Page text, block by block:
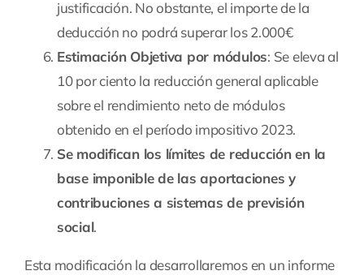
justificación. No obstante, el importe de la
deducción no podrá superar los 2.000€
Estimación Objetiva por módulos: Se eleva al
10 por ciento la reducción general aplicable
sobre el rendimiento neto de módulos
obtenido en el período impositivo 2023.
Se modifican los límites de reducción en la
base imponible de las aportaciones y
contribuciones a sistemas de previsión
social.
Esta modificación la desarrollaremos en un informe